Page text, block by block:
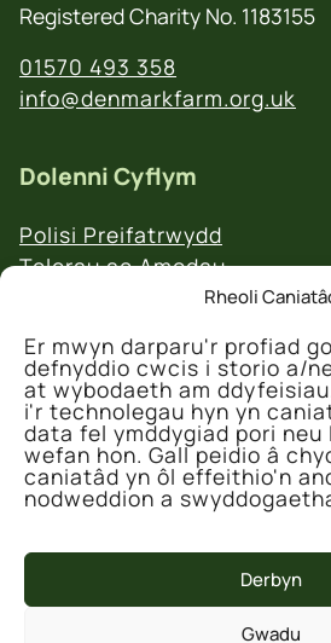
Rheoli
Er mwyn darparu'r profiad
defnyddio cwcis i storio a/
at wybodaeth am
i'r technolegau hyn yn
data fel ymddygiad pori neu
wefan hon. Gall peidio â
caniatâd yn ôl effeithio'n
nodweddion a
Derbyn
Gwadu
Registered Charity No. 1183155
01570 493 358
info@denmarkfarm.org.uk
Dolenni Cyflym
Polisi Preifatrwydd
Telerau ac Amodau
Polisi Ad-daliadau a
© 2026 Canolfan Gadwraeth